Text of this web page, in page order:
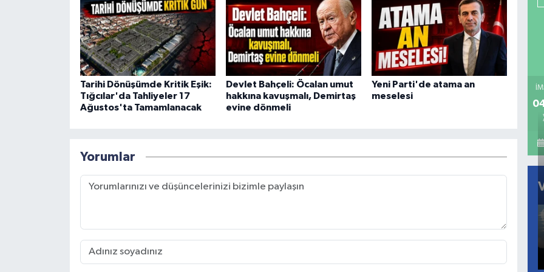
Tarihi Dönüşümde Kritik Eşik:
Tığcılar'da Tahliyeler 17
Ağustos'ta Tamamlanacak
Devlet Bahçeli: Öcalan umut
hakkına kavuşmalı, Demirtaş
evine dönmeli
Yeni Parti'de atama an
meselesi
Yorumlar